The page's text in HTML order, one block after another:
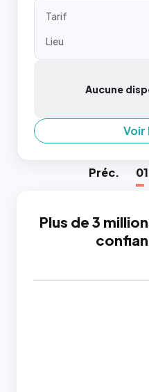
Tarif
Lieu
Aucune
Voir
Préc. 01
Plus de 3